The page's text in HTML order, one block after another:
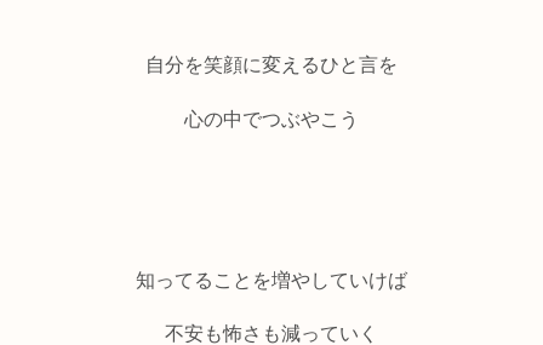
自分を笑顔に変えるひと言を
心の中でつぶやこう
知ってることを増やしていけば
不安も怖さも減っていく